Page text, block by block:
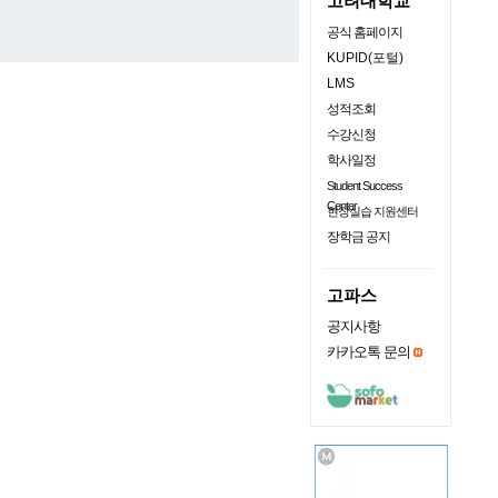
공식 홈페이지
KUPID(포털)
LMS
성적조회
수강신청
학사일정
Student Success
Center
현장실습 지원센터
장학금 공지
고파스
공지사항
카카오톡 문의